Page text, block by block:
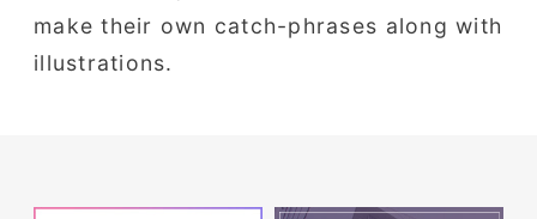
make their own catch-phrases along with
illustrations.